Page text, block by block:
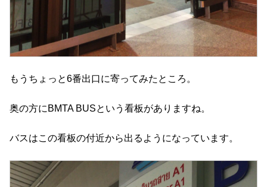
もうちょっと6番出口に寄ってみたところ。
奥の方にBMTA BUSという看板がありますね。
バスはこの看板の付近から出るようになっています。